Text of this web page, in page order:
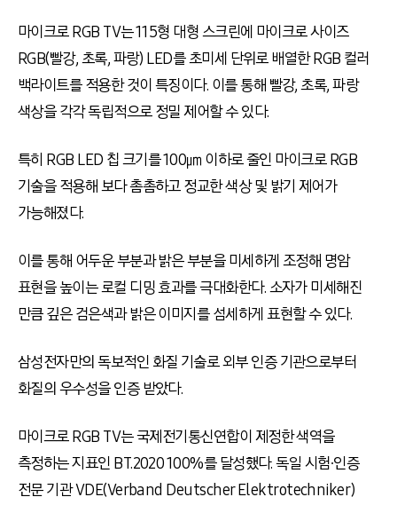
마이크로 RGB TV는 115형 대형 스크린에 마이크로 사이즈
RGB(빨강, 초록, 파랑) LED를 초미세 단위로 배열한 RGB 컬러
백라이트를 적용한 것이 특징이다. 이를 통해 빨강, 초록, 파랑
색상을 각각 독립적으로 정밀 제어할 수 있다.
특히 RGB LED 칩 크기를 100㎛ 이하로 줄인 마이크로 RGB
기술을 적용해 보다 촘촘하고 정교한 색상 및 밝기 제어가
가능해졌다.
이를 통해 어두운 부분과 밝은 부분을 미세하게 조정해 명암
표현을 높이는 로컬 디밍 효과를 극대화한다. 소자가 미세해진
만큼 깊은 검은색과 밝은 이미지를 섬세하게 표현할 수 있다.
삼성전자만의 독보적인 화질 기술로 외부 인증 기관으로부터
화질의 우수성을 인증 받았다.
마이크로 RGB TV는 국제전기통신연합이 제정한 색역을
측정하는 지표인 BT.2020 100%를 달성했다. 독일 시험∙인증
전문 기관 VDE(Verband Deutscher Elektrotechniker)